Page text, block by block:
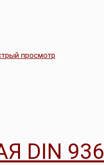
просмотр
DIN 936